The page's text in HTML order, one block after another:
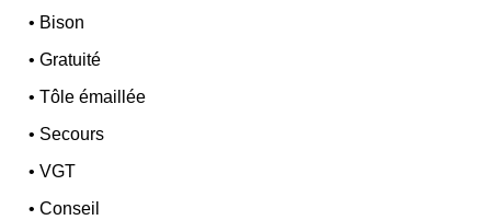
• Bison
•Gratuité
•Tôle émaillée
• Secours
•VGT
•Conseil